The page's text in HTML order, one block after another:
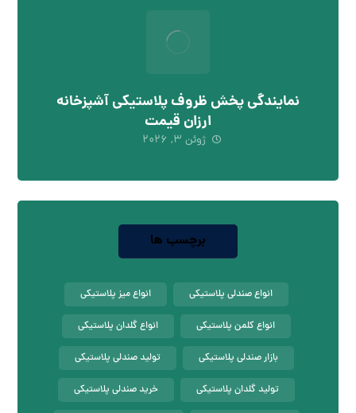
نمایندگی پخش ظروف پلاستیکی آشپزخانه
ارزان قیمت
ژوئن 3, 2026
برچسب ها
انواع صندلی پلاستیکی انواع میز پلاستیکی
انواع کلمن پلاستیکی انواع گلدان پلاستیکی
بازار صندلی پلاستیکی تولید صندلی پلاستیکی
تولید گلدان پلاستیکی خرید صندلی پلاستیکی